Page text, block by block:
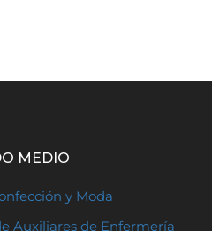
MEDIO
y Moda
Auxiliares de Enfermería